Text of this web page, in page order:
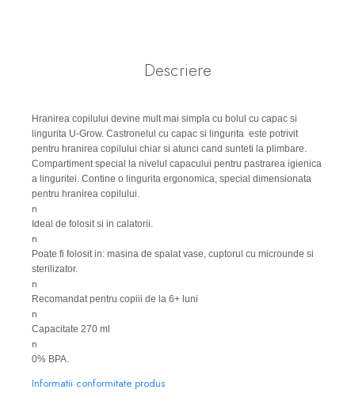
Descriere
Hranirea copilului devine mult mai simpla cu bolul cu capac si
lingurita U-Grow. Castronelul cu capac si lingurita este potrivit
pentru hranirea copilului chiar si atunci cand sunteti la plimbare.
Compartiment special la nivelul capacului pentru pastrarea igienica
a linguritei. Contine o lingurita ergonomica, special dimensionata
pentru hranirea copilului.
n
Ideal de folosit si in calatorii.
n
Poate fi folosit in: masina de spalat vase, cuptorul cu microunde si
sterilizator.
n
Recomandat pentru copiii de la 6+ luni
n
Capacitate 270 ml
n
0% BPA.
Informatii conformitate produs